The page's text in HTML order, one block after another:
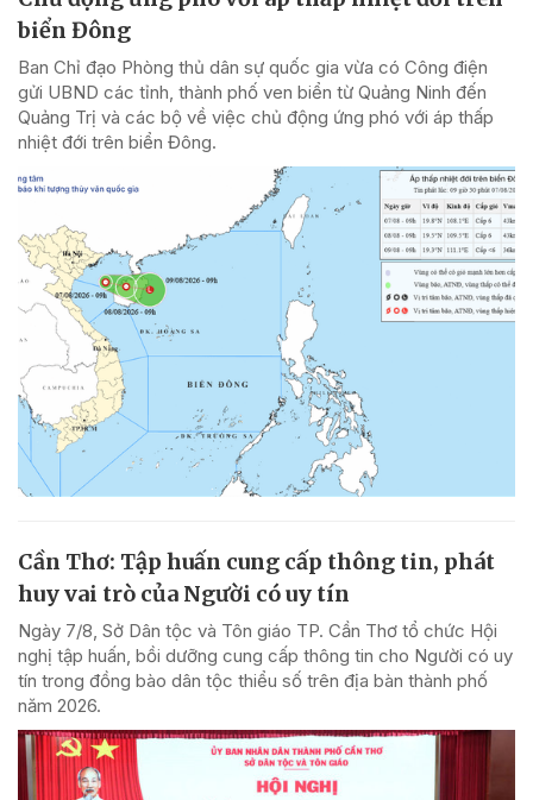
biển Đông
Ban Chỉ đạo Phòng thủ dân sự quốc gia vừa có Công điện
gửi UBND các tỉnh, thành phố ven biển từ Quảng Ninh đến
Quảng Trị và các bộ về việc chủ động ứng phó với áp thấp
nhiệt đới trên biển Đông.
Cần Thơ: Tập huấn cung cấp thông tin, phát
huy vai trò của Người có uy tín
Ngày 7/8, Sở Dân tộc và Tôn giáo TP. Cần Thơ tổ chức Hội
nghị tập huấn, bồi dưỡng cung cấp thông tin cho Người có uy
tín trong đồng bào dân tộc thiểu số trên địa bàn thành phố
năm 2026.